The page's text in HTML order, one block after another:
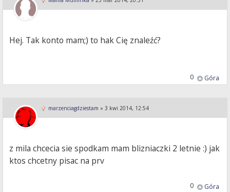
Hej. Tak konto mam;) to hak Cię znaleźć?
Góra
0
marzenciagdziestam » 3 kwi 2014, 12:54
z mila chcecia sie spodkam mam blizniaczki 2 letnie :) jak
ktos chcetny pisac na prv
Góra
0